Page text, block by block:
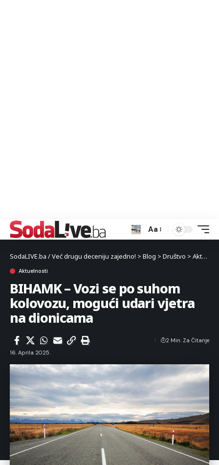
Aa
SodaLIVE.ba / Već drugu deceniju zajedno! > Blog > Društvo > Aktuelnosti
Aktuelnosti
BIHAMK – Vozi se po suhom
kolovozu, mogući udari vjetra
na dionicama
16. Aprila 2025.
2 Min. Za Čitanje